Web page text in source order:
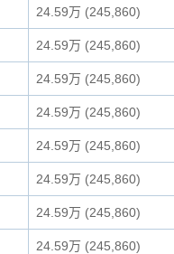
24.59万 (245,860)
24.59万 (245,860)
24.59万 (245,860)
24.59万 (245,860)
24.59万 (245,860)
24.59万 (245,860)
24.59万 (245,860)
24.59万 (245,860)